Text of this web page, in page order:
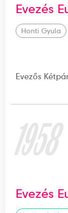
Evezés
Honti Gyula
Evezős
1958
Evezés